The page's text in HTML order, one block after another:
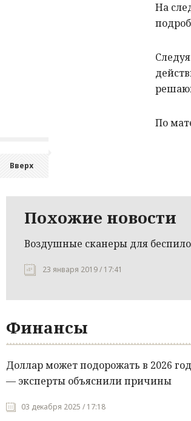
Вверх
На
По
Похожие новости
Воздушные сканеры для
23 января 2019 / 17:41
Финансы
Доллар может подорожать в 2026
— эксперты объяснили причины
03 декабря 2025 / 17:18